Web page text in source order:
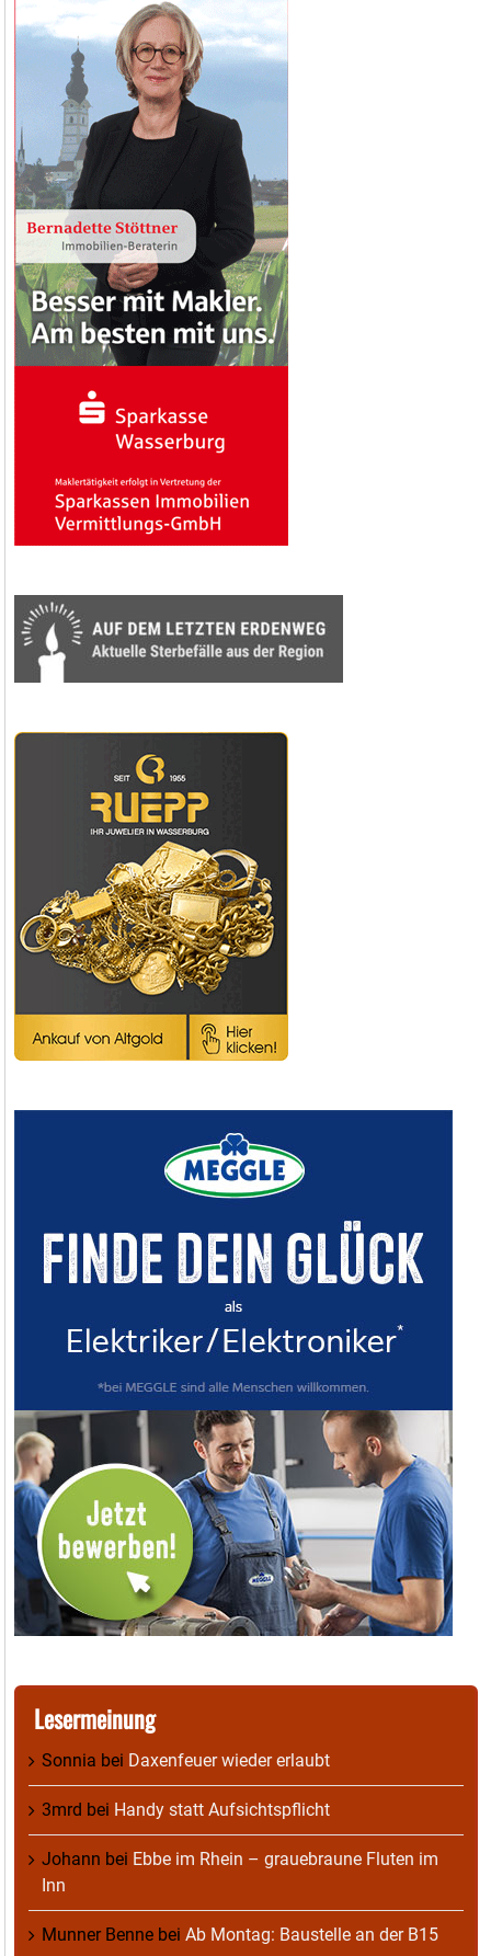
Lesermeinung
Sonnia bei Daxenfeuer wieder erlaubt
3mrd bei Handy statt Aufsichtspflicht
Johann bei Ebbe im Rhein – grauebraune Fluten im
Inn
Munner Benne bei Ab Montag: Baustelle an der B15